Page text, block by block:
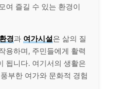
여 즐길 수 있는 환경이
경과 여가시설은 삶의 질
용하며, 주민들에게 활력
됩니다. 여기서의 생활은
부한 여가와 문화적 경험